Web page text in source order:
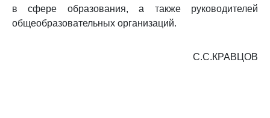
в сфере образования, а также руководителей
общеобразовательных организаций.
С.С.КРАВЦОВ